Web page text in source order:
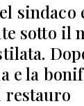
sindaco
sotto il
e la
restauro